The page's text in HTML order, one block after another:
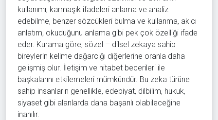
kullanımı, karmaşık ifadeleri anlama ve analiz
edebilme, benzer sözcükleri bulma ve kullanma, akıcı
anlatım, okuduğunu anlama gibi pek çok özelliği ifade
eder. Kurama göre; sözel – dilsel zekaya sahip
bireylerin kelime dağarcığı diğerlerine oranla daha
gelişmiş olur. İletişim ve hitabet becerileri ile
başkalarını etkilemeleri mümkündür. Bu zeka türüne
sahip insanların genellikle, edebiyat, dilbilim, hukuk,
siyaset gibi alanlarda daha başarılı olabileceğine
inanılır.